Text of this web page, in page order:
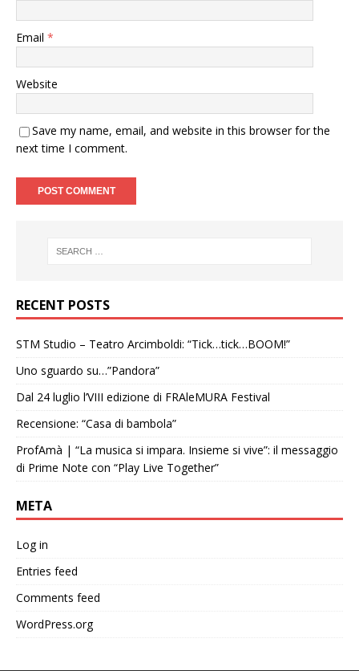
Email *
Website
Save my name, email, and website in this browser for the
next time I comment.
RECENT POSTS
STM Studio – Teatro Arcimboldi: “Tick…tick…BOOM!”
Uno sguardo su…”Pandora”
Dal 24 luglio l’VIII edizione di FRAleMURA Festival
Recensione: “Casa di bambola”
ProfAmà | “La musica si impara. Insieme si vive”: il messaggio
di Prime Note con “Play Live Together”
META
Log in
Entries feed
Comments feed
WordPress.org